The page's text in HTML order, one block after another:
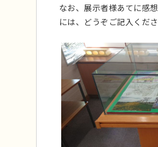
なお、展示者様あてに感
には、どうぞご記入くださ